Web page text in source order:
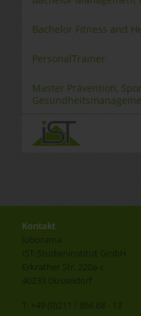
Bachelor Fitness and
PersonalTrainer
Master Prävention,
Kontakt
Joborama
IST-Studieninstitut GmbH
Erkrather Str. 220a-c
40233 Düsseldorf
T: +49 (0)211 / 866 68 - 13